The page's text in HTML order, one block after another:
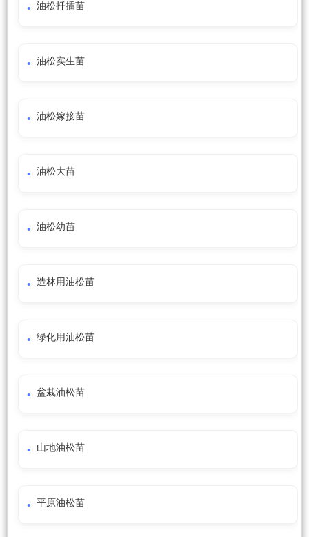
油松扦插苗
油松实生苗
油松嫁接苗
油松大苗
油松幼苗
造林用油松苗
绿化用油松苗
盆栽油松苗
山地油松苗
平原油松苗